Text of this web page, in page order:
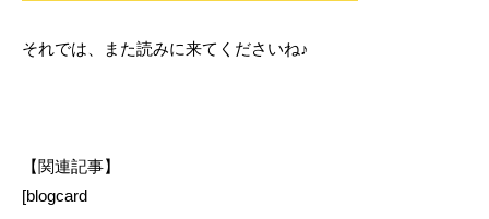
それでは、また読みに来てくださいね♪
【関連記事】
[blogcard